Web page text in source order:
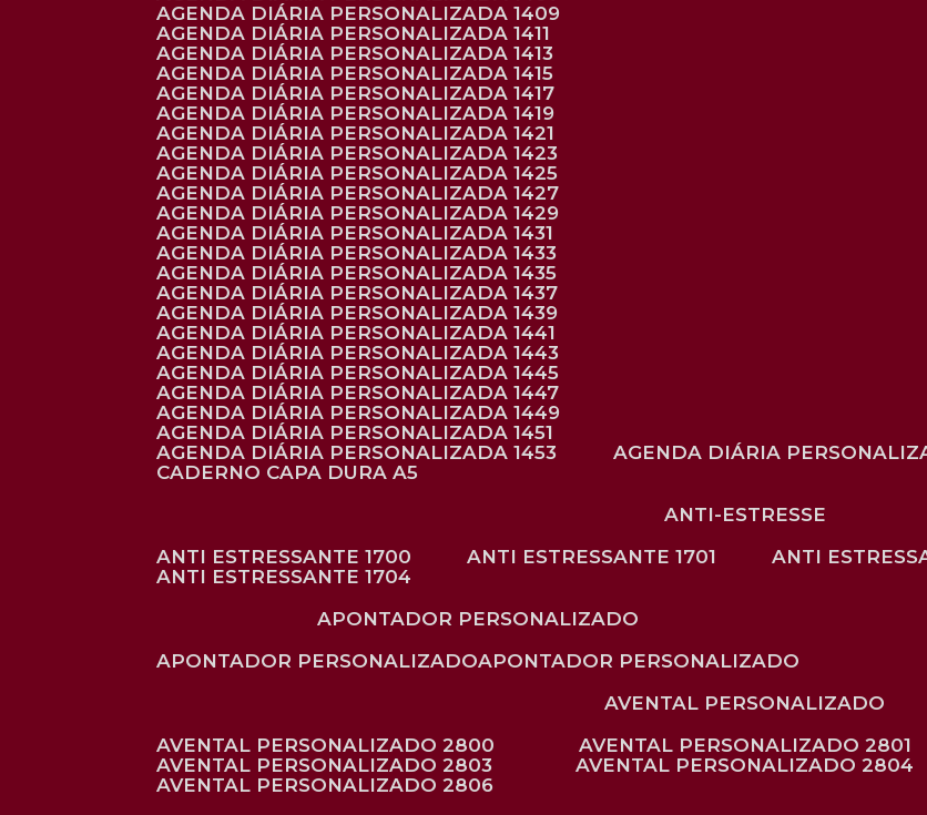
AGENDA DIÁRIA PERSONALIZADA 1409
AGENDA DIÁRIA PERSONALIZADA 1411
AGENDA DIÁRIA PERSONALIZADA 1413
AGENDA DIÁRIA PERSONALIZADA 1415
AGENDA DIÁRIA PERSONALIZADA 1417
AGENDA DIÁRIA PERSONALIZADA 1419
AGENDA DIÁRIA PERSONALIZADA 1421
AGENDA DIÁRIA PERSONALIZADA 1423
AGENDA DIÁRIA PERSONALIZADA 1425
AGENDA DIÁRIA PERSONALIZADA 1427
AGENDA DIÁRIA PERSONALIZADA 1429
AGENDA DIÁRIA PERSONALIZADA 1431
AGENDA DIÁRIA PERSONALIZADA 1433
AGENDA DIÁRIA PERSONALIZADA 1435
AGENDA DIÁRIA PERSONALIZADA 1437
AGENDA DIÁRIA PERSONALIZADA 1439
AGENDA DIÁRIA PERSONALIZADA 1441
AGENDA DIÁRIA PERSONALIZADA 1443
AGENDA DIÁRIA PERSONALIZADA 1445
AGENDA DIÁRIA PERSONALIZADA 1447
AGENDA DIÁRIA PERSONALIZADA 1449
AGENDA DIÁRIA PERSONALIZADA 1451
AGENDA DIÁRIA PERSONALIZADA 1453
AGENDA DIÁRIA
CADERNO CAPA DURA A5
ANTI-ESTRESSE
ANTI ESTRESSANTE 1700
ANTI ESTRESSANTE 1701 ANTI
ANTI ESTRESSANTE 1704
APONTADOR PERSONALIZADO
APONTADOR PERSONALIZADO
APONTADOR PERSONALIZADO
AVENTAL PERSONALIZADO
AVENTAL PERSONALIZADO 2800
AVENTAL PERSONALIZADO 2801
AVENTAL PERSONALIZADO 2803
AVENTAL PERSONALIZADO 2804
AVENTAL PERSONALIZADO 2806